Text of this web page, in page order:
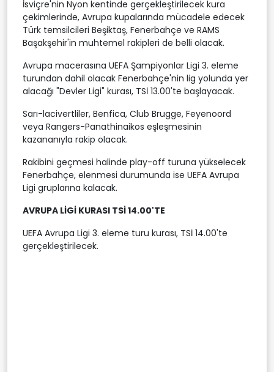
İsviçre'nin Nyon kentinde gerçekleştirilecek kura
çekimlerinde, Avrupa kupalarında mücadele edecek
Türk temsilcileri Beşiktaş, Fenerbahçe ve RAMS
Başakşehir'in muhtemel rakipleri de belli olacak.
Avrupa macerasına UEFA Şampiyonlar Ligi 3. eleme
turundan dahil olacak Fenerbahçe'nin lig yolunda yer
alacağı "Devler Ligi" kurası, TSİ 13.00'te başlayacak.
Sarı-lacivertliler, Benfica, Club Brugge, Feyenoord
veya Rangers-Panathinaikos eşleşmesinin
kazananıyla rakip olacak.
Rakibini geçmesi halinde play-off turuna yükselecek
Fenerbahçe, elenmesi durumunda ise UEFA Avrupa
Ligi gruplarına kalacak.
AVRUPA LİGİ KURASI TSİ 14.00'TE
UEFA Avrupa Ligi 3. eleme turu kurası, TSİ 14.00'te
gerçekleştirilecek.